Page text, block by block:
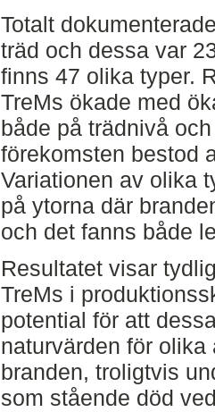
Totalt
träd och dessa var
finns 47 olika typer.
TreMs ökade med
både på trädnivå
förekomsten bestod
Variationen av olika
på ytorna där
och det fanns både
Resultatet visar
TreMs i
potential för att
naturvärden för
branden, troligtvis
som stående död